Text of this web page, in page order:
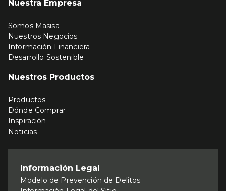
Nuestra Empresa
Somos Masisa
Nuestros Negocios
Información Financiera
Desarrollo Sostenible
Nuestros Productos
Productos
Dónde Comprar
Inspiración
Noticias
Información Legal
Modelo de Prevención de Delitos